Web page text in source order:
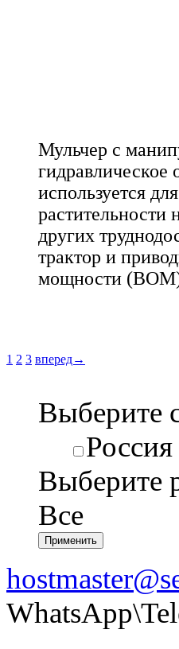
Мульчер с
гидравлическое
используется
растительности
других
трактор и
мощности (ВОМ)
1 2 3 вперед→
Выберите
Россия
Выберите
Все